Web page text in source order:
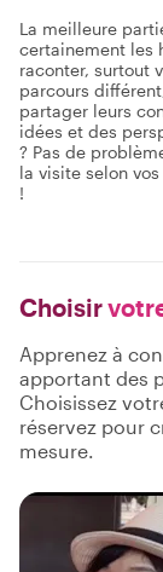
La meilleure
certainement les
raconter, surtout
parcours
partager leurs
idées et des
? Pas de
la visite selon
!
Choisir
Apprenez à
apportant des
Choisissez
réservez pour
mesure.